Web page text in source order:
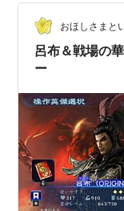
７技１８魅１６
孫尚香、紫鸞、
スこんな感じの
す。この時点で
おほしさまと
呂布＆戦場の
ー